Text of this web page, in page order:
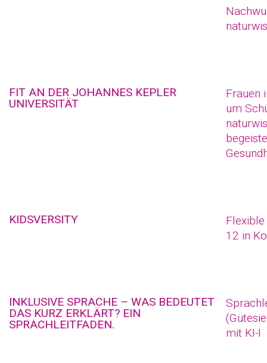
FIT AN DER JOHANNES KEPLER
UNIVERSITÄT
Frauen
um
KIDSVERSITY
12 in
INKLUSIVE SPRACHE – WAS BEDEUTET
DAS KURZ ERKLÄRT? EIN
SPRACHLEITFADEN.
mit KI-I